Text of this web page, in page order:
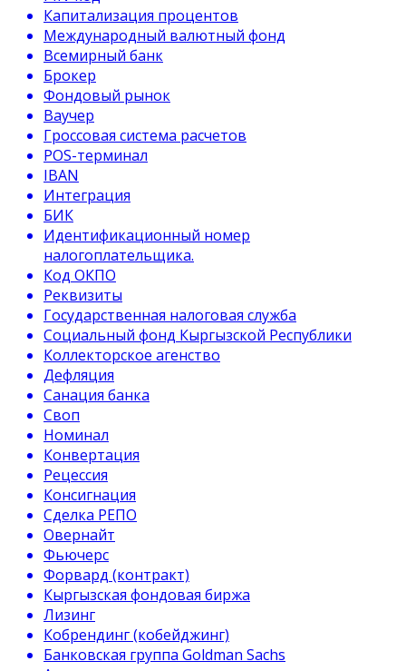
Капитализация процентов
Международный валютный фонд
Всемирный банк
Брокер
Фондовый рынок
Ваучер
Гроссовая система расчетов
POS-терминал
IBAN
Интеграция
БИК
Идентификационный номер
налогоплательщика.
Код ОКПО
Реквизиты
Государственная налоговая служба
Социальный фонд Кыргызской Республики
Коллекторское агенство
Дефляция
Санация банка
Своп
Номинал
Конвертация
Рецессия
Консигнация
Сделка РЕПО
Овернайт
Фьючерс
Форвард (контракт)
Кыргызская фондовая биржа
Лизинг
Кобрендинг (кобейджинг)
Банковская группа Goldman Sachs